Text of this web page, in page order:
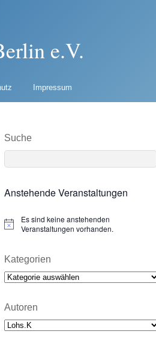
e.V.
Impressum
Suche
Anstehende Veranstaltungen
N
i
c
e
Es sind keine anstehenden
Veranstaltungen vorhanden.
Kategorien
Kategorien
Autoren